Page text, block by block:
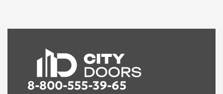
8-800-555-39-65